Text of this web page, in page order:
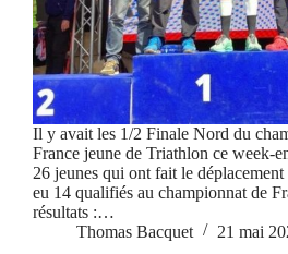
Il y avait les 1/2 Finale Nord du
France jeune de Triathlon ce week-
26 jeunes qui ont fait le déplacement
eu 14 qualifiés au championnat de
résultats :…
Thomas Bacquet
21 mai